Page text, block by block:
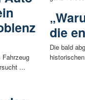
...
die
Die bald